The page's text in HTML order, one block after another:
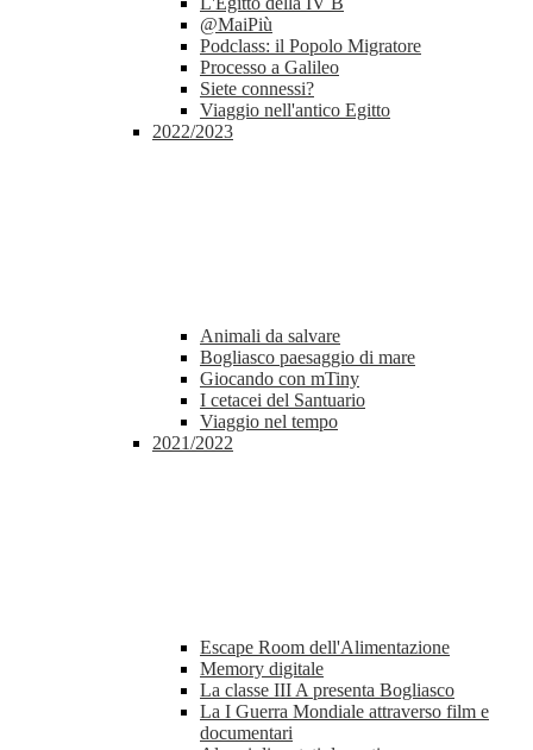
@MaiPiù
Podclass: il Popolo Migratore
Processo a Galileo
Siete connessi?
Viaggio nell'antico Egitto
2022/2023
Animali da salvare
Bogliasco paesaggio di mare
Giocando con mTiny
I cetacei del Santuario
Viaggio nel tempo
2021/2022
Escape Room dell'Alimentazione
Memory digitale
La classe III A presenta Bogliasco
La I Guerra Mondiale attraverso film e
documentari